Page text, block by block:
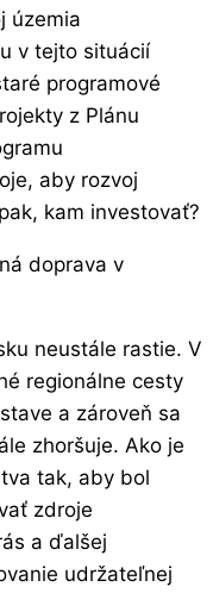
územia
v tejto situácií
programové
z Plánu
aby rozvoj
kam investovať?
doprava v
neustále rastie. V
regionálne cesty
a zároveň sa
zhoršuje. Ako je
tak, aby bol
zdroje
a ďalšej
udržateľnej